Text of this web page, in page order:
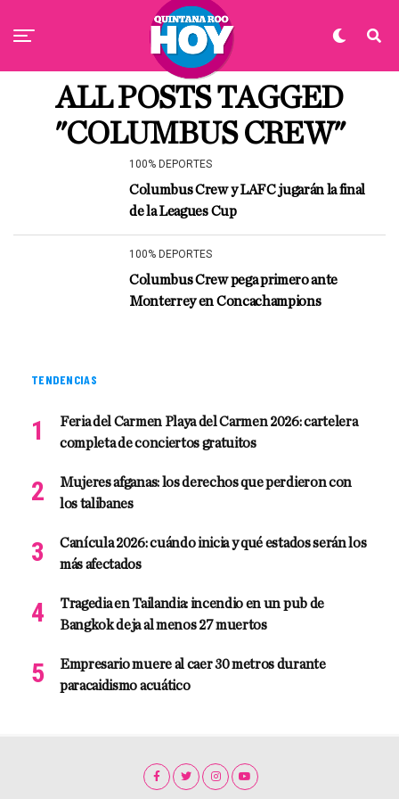
ALL POSTS TAGGED
"COLUMBUS CREW"
100% DEPORTES
Columbus Crew y LAFC jugarán la final
de la Leagues Cup
100% DEPORTES
Columbus Crew pega primero ante
Monterrey en Concachampions
TENDENCIAS
Feria del Carmen Playa del Carmen 2026: cartelera
completa de conciertos gratuitos
Mujeres afganas: los derechos que perdieron con
los talibanes
Canícula 2026: cuándo inicia y qué estados serán los
más afectados
Tragedia en Tailandia: incendio en un pub de
Bangkok deja al menos 27 muertos
Empresario muere al caer 30 metros durante
paracaidismo acuático